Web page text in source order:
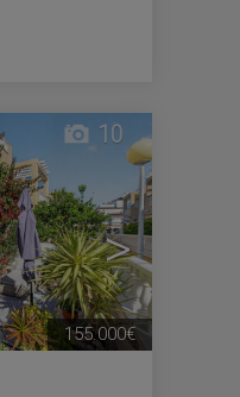
>
10
155.000€